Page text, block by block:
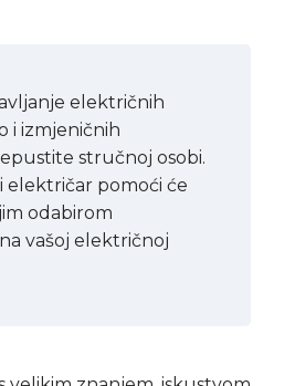
električnih
i izmjeničnih
stručnoj osobi.
električar pomoći će
odabirom
vašoj električnoj